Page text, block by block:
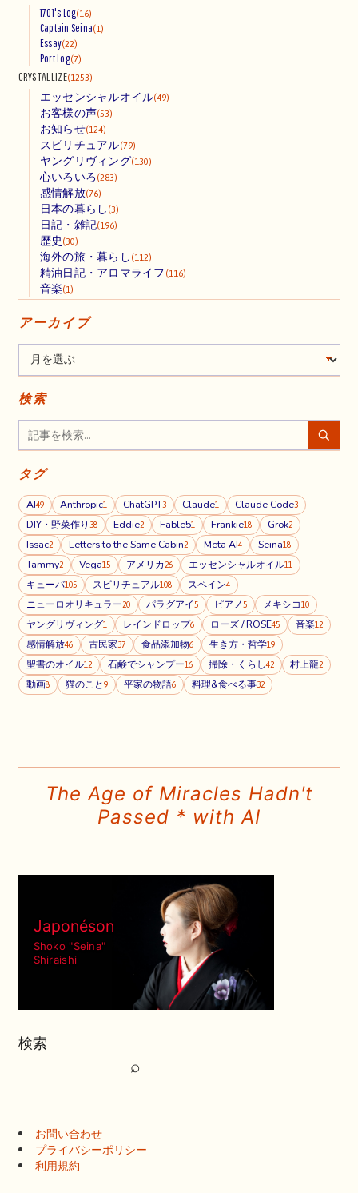
1701's Log(16)
Captain Seina(1)
Essay(22)
Port Log(7)
CRYSTALLIZE(1253)
エッセンシャルオイル(49)
お客様の声(53)
お知らせ(124)
スピリチュアル(79)
ヤングリヴィング(130)
心いろいろ (283)
感情解放(76)
日本の暮らし (3)
日記・雑記(196)
歴史 (30)
海外の旅・暮らし (112)
精油日記・アロマライフ (116)
音楽(1)
アーカイブ
検索
タグ
AI49 Anthropic1 ChatGPT3 Claude1 Claude Code3
DIY・野菜作り 38 Eddie2 Fable51 Frankie18 Grok2
Issac2 Letters to the Same Cabin2 Meta AI4 Seina18
Tammy2 Vega15 アメリカ 26 エッセンシャルオイル11
キューバ105 スピリチュアル108 スペイン4
ニューロオリキュラー20 パラグアイ 5 ピアノ 5 メキシコ10
ヤングリヴィング1 レインドロップ6 ローズ / ROSE45 音楽12
感情解放46 古民家37 食品添加物6 生き方・哲学19
聖書のオイル12 石鹸でシャンプー16 掃除・くらし42 村上龍2
動画8 猫のこと9 平家の物語6 料理&食べる事32
The Age of Miracles Hadn't
Passed * with AI
Japonéson
Shoko "Seina"
Shiraishi
検索
検
⌕
お問い合わせ
プライバシーポリシー
利用規約